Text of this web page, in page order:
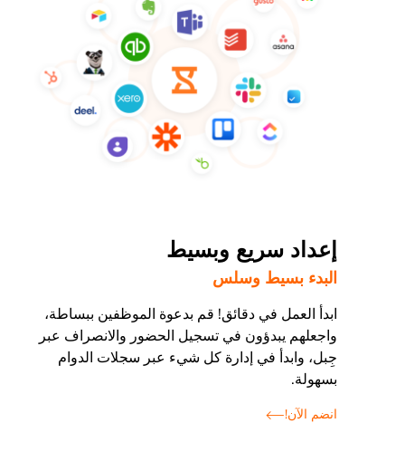
إعداد سريع وبسيط
البدء بسيط وسلس
ابدأ العمل في دقائق! قم بدعوة الموظفين ببساطة،
واجعلهم يبدؤون في تسجيل الحضور والانصراف عبر
جِبل، وابدأ في إدارة كل شيء عبر سجلات الدوام
بسهولة.
انضم الآن!